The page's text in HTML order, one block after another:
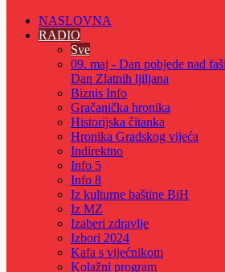
NASLOVNA
RADIO
Sve
09. maj - Dan pobjede nad
Dan Zlatnih ljiljana
Biznis Info
Gračanička hronika
Historijska čitanka
Hronika Gradskog vijeća
Indirektno
Info 5
Info 8
Iz kulturne baštine BiH
Iz MZ
Izaberi zdravlje
Izbori 2024
Kafa s vijećnikom
Kolažni program